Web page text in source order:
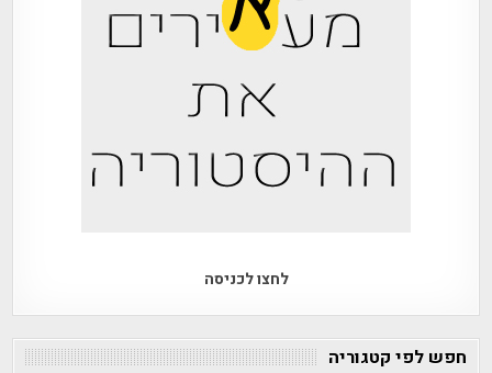
לחצו לכניסה
חפש לפי קטגוריה